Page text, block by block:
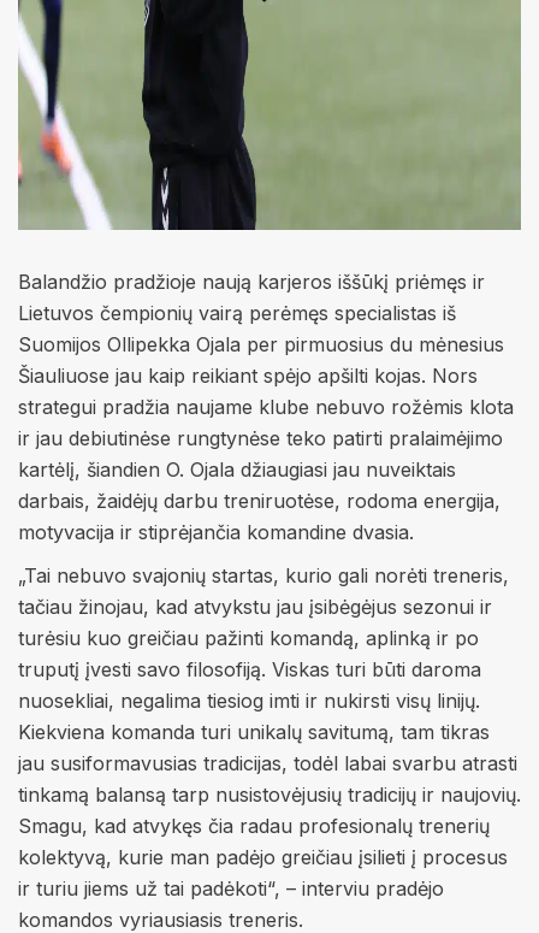
Balandžio pradžioje naują karjeros iššūkį priėmęs ir
Lietuvos čempionių vairą perėmęs specialistas iš
Suomijos Ollipekka Ojala per pirmuosius du mėnesius
Šiauliuose jau kaip reikiant spėjo apšilti kojas. Nors
strategui pradžia naujame klube nebuvo rožėmis klota
ir jau debiutinėse rungtynėse teko patirti pralaimėjimo
kartėlį, šiandien O. Ojala džiaugiasi jau nuveiktais
darbais, žaidėjų darbu treniruotėse, rodoma energija,
motyvacija ir stiprėjančia komandine dvasia.
„Tai nebuvo svajonių startas, kurio gali norėti treneris,
tačiau žinojau, kad atvykstu jau įsibėgėjus sezonui ir
turėsiu kuo greičiau pažinti komandą, aplinką ir po
truputį įvesti savo filosofiją. Viskas turi būti daroma
nuosekliai, negalima tiesiog imti ir nukirsti visų linijų.
Kiekviena komanda turi unikalų savitumą, tam tikras
jau susiformavusias tradicijas, todėl labai svarbu atrasti
tinkamą balansą tarp nusistovėjusių tradicijų ir naujovių.
Smagu, kad atvykęs čia radau profesionalų trenerių
kolektyvą, kurie man padėjo greičiau įsilieti į procesus
ir turiu jiems už tai padėkoti“, – interviu pradėjo
komandos vyriausiasis treneris.